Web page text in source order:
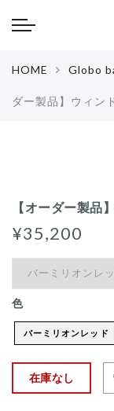
Back
Back
HOME Globo
ダー製品】ウィン
【オーダー製品
¥35,200
色
バーミリオンレッド
在庫なし